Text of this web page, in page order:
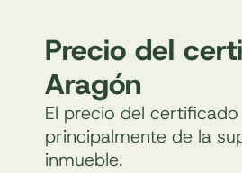
Precio del
Aragón
El precio del
principalmente de la
inmueble.